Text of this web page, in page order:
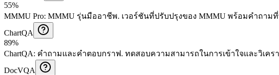
55%
MMMU Pro: MMMU รุ่นมืออาชีพ. เวอร์ชันที่ปรับปรุงของ MMMU พร้อมคำถาม
ChartQA
89%
ChartQA: คำถามและคำตอบกราฟ. ทดสอบความสามารถในการเข้าใจและวิเค
DocVQA